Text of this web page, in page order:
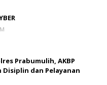
Prabumulih, AKBP
dan Pelayanan